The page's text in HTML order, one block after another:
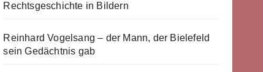
Rechtsgeschichte in Bildern
Reinhard Vogelsang – der Mann, der Bielefeld
sein Gedächtnis gab